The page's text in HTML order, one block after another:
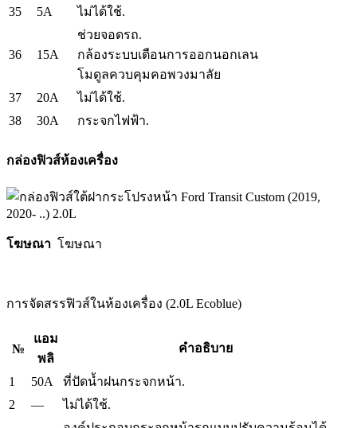
35
5A ไม่ได้ใช้.
36 15A
ช่วยจอดรถ.
กล้องระบบเตือนการออกนอกเลน
โมดูลควบคุมคอพวงมาลัย
37
20A
ไม่ได้ใช้.
38
30A กระจกไฟฟ้า.
กล่องฟิวส์ห้องเครื่อง
โฆษณา โฆษณา
การจัดสรรฟิวส์ในห้องเครื่อง (2.0L Ecoblue)
№
แอม
พลิ
คำอธิบาย
1 50A
ที่ปัดน้ำฝนกระจกหน้า.
2
—
ไม่ได้ใช้.